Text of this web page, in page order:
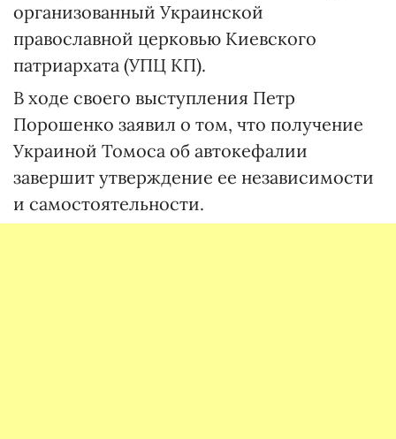
организованный Украинской
православной церковью Киевского
патриархата (УПЦ КП).
В ходе своего выступления Петр
Порошенко заявил о том, что получение
Украиной Томоса об автокефалии
завершит утверждение ее независимости
и самостоятельности.